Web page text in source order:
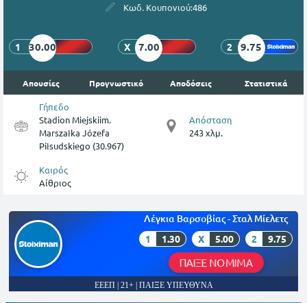
Κωδ. Κουπονιού:486
1 30.00 X 7.00 2 9.75
Απουσίες Προγνωστικό Αποδόσεις Στατιστικά
Γήπεδο
Stadion Miejskiim.
Marszałka Józefa
Piłsudskiego (30.967)
Απόσταση
243 χλμ.
Καιρός
Αίθριος
Λέγκια Βαρσοβίας - Σταλ Μίελετς
1 1.30 X 5.00 2 9.75
ΠΑΙΞΕ ΝΟΜΙΜΑ
ΕΕΕΠ | 21+ | ΠΑΙΞΕ ΥΠΕΥΘΥΝΑ